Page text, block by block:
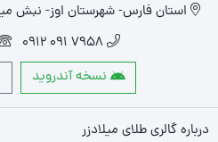
استان فارس- شهرستان اوز- نبش
7958 091 0912
نسخه آندروید
درباره گالری طلای میلادزر